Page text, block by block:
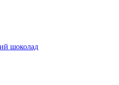
шоколад